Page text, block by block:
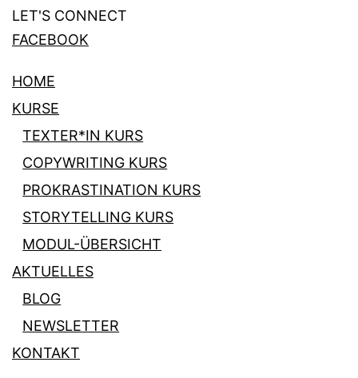
LET'S CONNECT
FACEBOOK
HOME
KURSE
TEXTER*IN KURS
COPYWRITING KURS
PROKRASTINATION KURS
STORYTELLING KURS
MODUL-ÜBERSICHT
AKTUELLES
BLOG
NEWSLETTER
KONTAKT